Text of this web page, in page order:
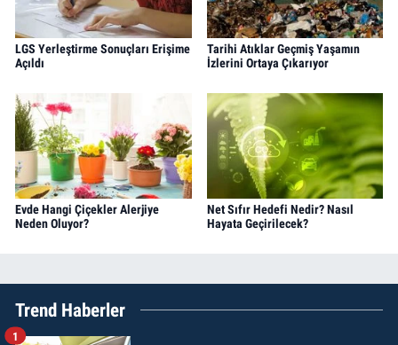
LGS Yerleştirme Sonuçları Erişime
Açıldı
Tarihi Atıklar Geçmiş Yaşamın
İzlerini Ortaya Çıkarıyor
Evde Hangi Çiçekler Alerjiye
Neden Oluyor?
Net Sıfır Hedefi Nedir? Nasıl
Hayata Geçirilecek?
Trend Haberler
1